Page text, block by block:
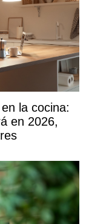
la cocina:
en 2026,